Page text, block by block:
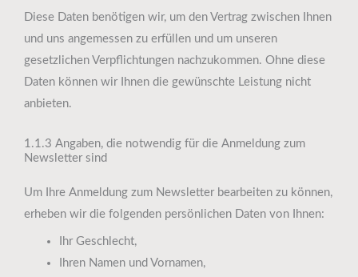
Diese Daten benötigen wir, um den Vertrag zwischen Ihnen
und uns angemessen zu erfüllen und um unseren
gesetzlichen Verpflichtungen nachzukommen. Ohne diese
Daten können wir Ihnen die gewünschte Leistung nicht
anbieten.
1.1.3 Angaben, die notwendig für die Anmeldung zum
Newsletter sind
Um Ihre Anmeldung zum Newsletter bearbeiten zu können,
erheben wir die folgenden persönlichen Daten von Ihnen:
Ihr Geschlecht,
Ihren Namen und Vornamen,